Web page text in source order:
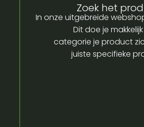
Zoek het
In onze uitgebreide
Dit doe je
categorie je product
juiste specifieke